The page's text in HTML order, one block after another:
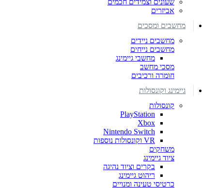
שעונים וצמידים חכמים
אביזרים
מחשבים ומסכים
מחשבים ניידים
מחשבים נייחים
מחשבי גיימינג
מסכי מחשב
חומרה ורכיבים
גיימינג וקונסולות
קונסולות
PlayStation
Xbox
Nintendo Switch
VR וקונסולות נוספות
משחקים
ציוד גיימינג
בקרים וציוד נהיגה
ריהוט גיימינג
כרטיסי טעינה ומנויים